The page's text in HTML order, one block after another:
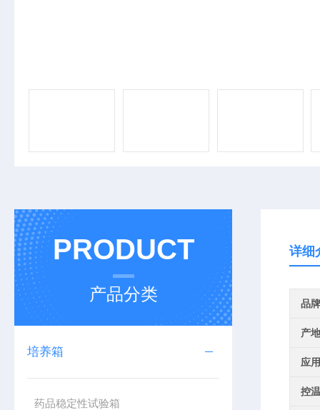
PRODUCT
产品分类
培养箱
药品稳定性试验箱
详细
品牌
产
应
控